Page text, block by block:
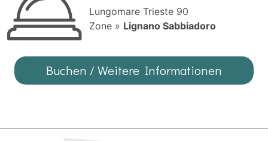
Lungomare Trieste 90
Zone » Lignano Sabbiadoro
Buchen / Weitere Informationen